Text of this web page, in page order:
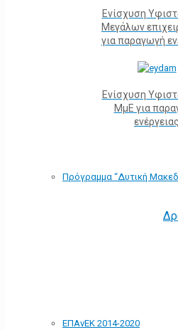
Ενίσχυση
Μεγάλων
για παραγωγή
Ενίσχυση
ΜμΕ για
ενέργειας
Πρόγραμμα “Δυτική
ΕΠΑνΕΚ 2014-2020